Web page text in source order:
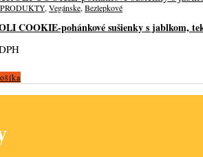
, Vegánske, Bezlepkové
COOKIE-pohánkové sušienky s jablkom,